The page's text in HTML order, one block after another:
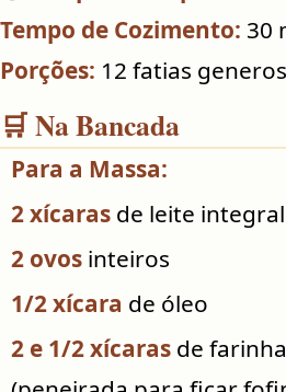
Tempo de Cozimento: 30
Porções: 12 fatias
🛒 Na Bancada
Para a Massa:
2 xícaras de leite integral
2 ovos inteiros
1/2 xícara de óleo
2 e 1/2 xícaras de